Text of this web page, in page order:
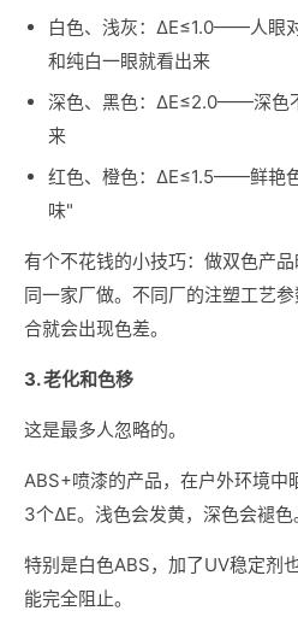
白色、浅灰：ΔE≤1.0——人眼
和纯白一眼就看出来
深色、黑色：ΔE≤2.0——深色
来
红色、橙色：ΔE≤1.5——鲜艳
味"
有个不花钱的小技巧：做双色产
同一家厂做。不同厂的注塑工艺
合就会出现色差。
3. 老化和色移
这是最多人忽略的。
ABS+喷漆的产品，在户外环境中
3个ΔE。浅色会发黄，深色会褪色
特别是白色ABS，加了UV稳定剂
能完全阻止。